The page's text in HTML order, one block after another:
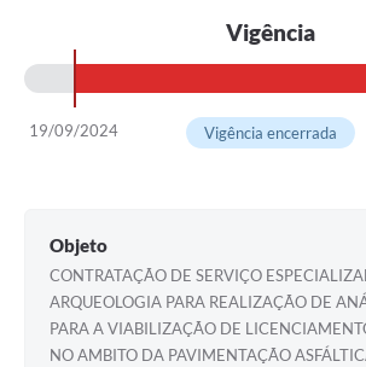
Vigência
19/09/2024 Vigência encerrada
Objeto
CONTRATAÇÃO DE SERVIÇO
ARQUEOLOGIA PARA REALIZAÇÃO DE
PARA A VIABILIZAÇÃO DE
NO AMBITO DA PAVIMENTAÇÃO